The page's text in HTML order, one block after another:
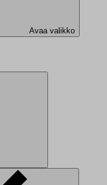
Avaa valikko